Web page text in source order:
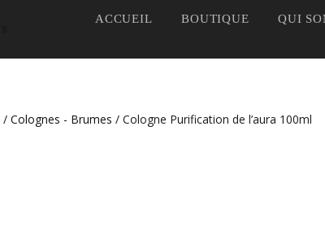
ACCUEIL BOUTIQUE QUI
/ Colognes - Brumes / Cologne Purification de l’aura 100ml